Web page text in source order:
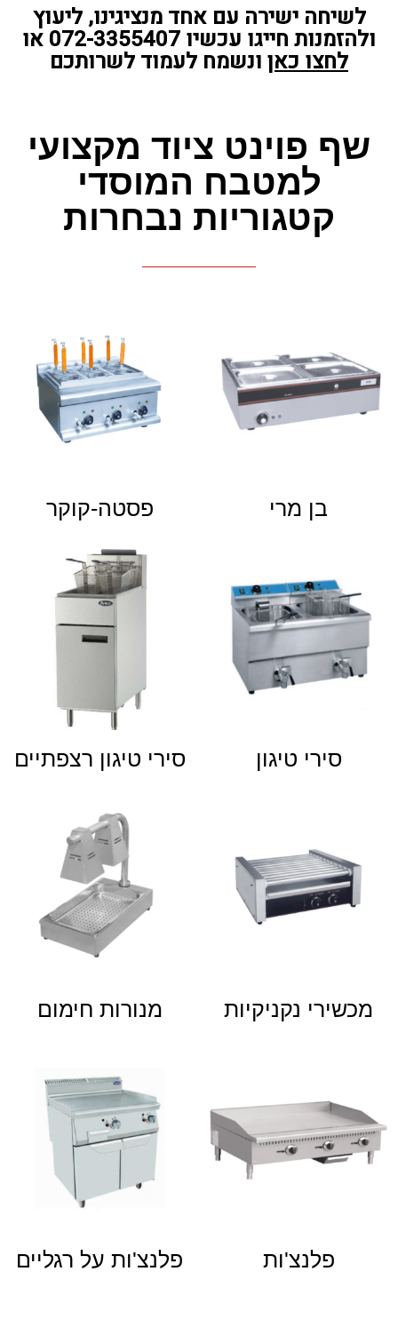
לשיחה ישירה עם אחד מנציגינו, ליעוץ
ולהזמנות חייגו עכשיו 072-3355407 או
לחצו כאן ונשמח לעמוד לשרותכם
שף פוינט ציוד מקצועי
למטבח המוסדי
קטגוריות נבחרות
בן מרי פסטה-קוקר
סירי טיגון סירי טיגון רצפתיים
מכשירי נקניקיות מנורות חימום
פלנצ'ות פלנצ'ות על רגליים